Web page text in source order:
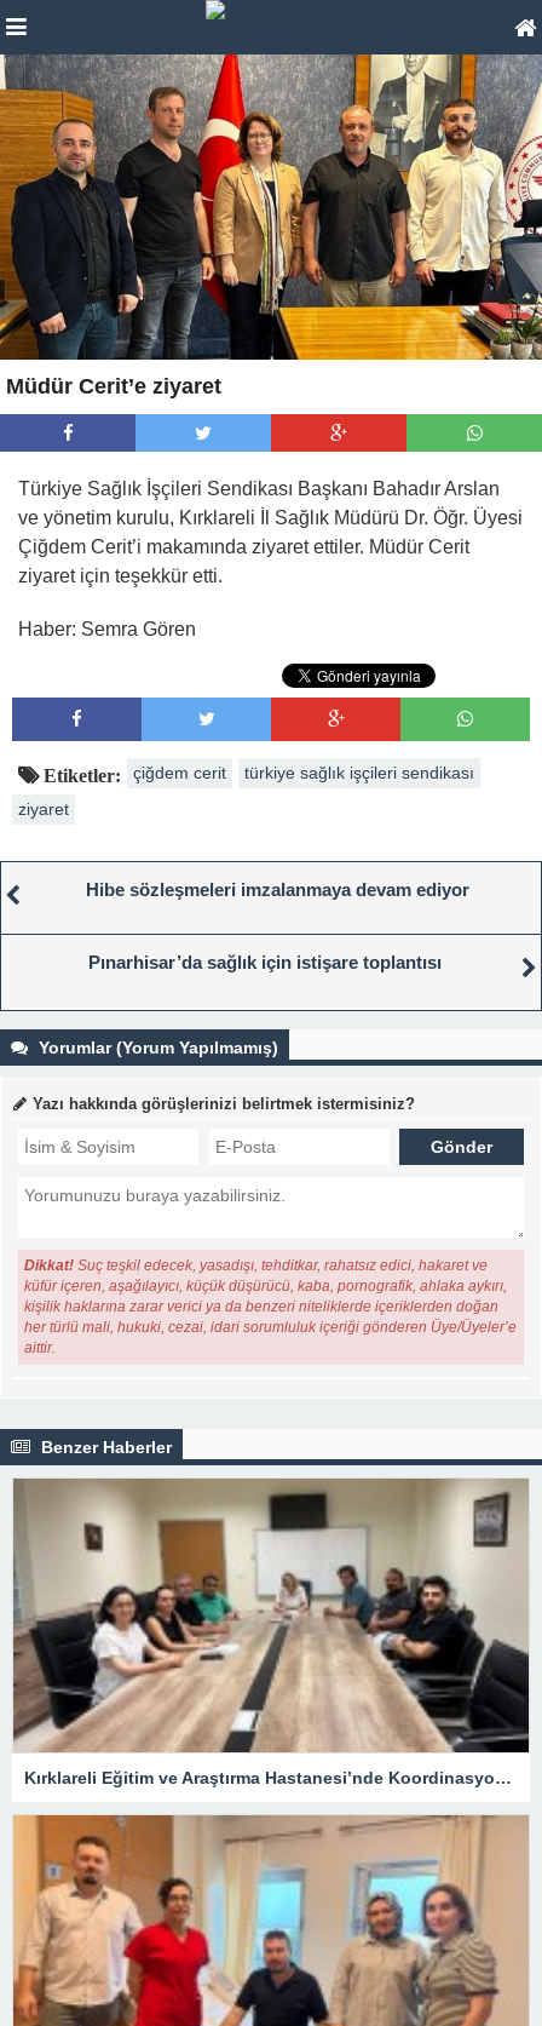
Müdür Cerit’e ziyaret
Türkiye Sağlık İşçileri Sendikası Başkanı Bahadır Arslan
ve yönetim kurulu, Kırklareli İl Sağlık Müdürü Dr. Öğr. Üyesi
Çiğdem Cerit’i makamında ziyaret ettiler. Müdür Cerit
ziyaret için teşekkür etti.
Haber: Semra Gören
Etiketler: çiğdem cerit
türkiye sağlık işçileri sendikası
ziyaret
Hibe sözleşmeleri imzalanmaya devam ediyor
Pınarhisar’da sağlık için istişare toplantısı
Yorumlar (Yorum Yapılmamış)
Yazı hakkında görüşlerinizi belirtmek istermisiniz?
Dikkat! Suç teşkil edecek, yasadışı, tehditkar, rahatsız edici, hakaret ve
küfür içeren, aşağılayıcı, küçük düşürücü, kaba, pornografik, ahlaka aykırı,
kişilik haklarına zarar verici ya da benzeri niteliklerde içeriklerden doğan
her türlü mali, hukuki, cezai, idari sorumluluk içeriği gönderen Üye/Üyeler’e
aittir.
Benzer Haberler
Kırklareli Eğitim ve Araştırma Hastanesi’nde Koordinasyon Toplantısı